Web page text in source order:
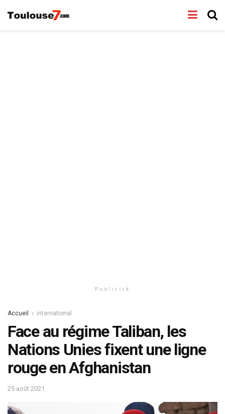
Publicité
Accueil international
Face au régime Taliban, les
Nations Unies fixent une ligne
rouge en Afghanistan
25 août 2021